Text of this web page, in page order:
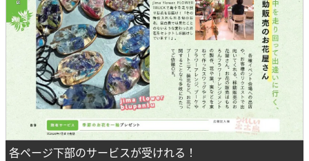
各ページ下部のサービスが受けれる！